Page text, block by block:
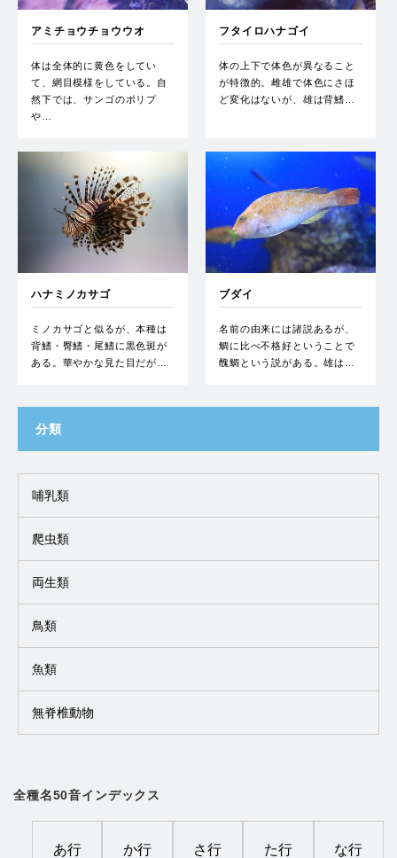
アミチョウチョウウオ
体は全体的に黄色をしてい
て、網目模様をしている。自
然下では、サンゴのポリプ
や…
フタイロハナゴイ
体の上下で体色が異なること
が特徴的。雌雄で体色にさほ
ど変化はないが、雄は背鰭…
ハナミノカサゴ
ミノカサゴと似るが、本種は
背鰭・臀鰭・尾鰭に黒色斑が
ある。華やかな見た目だが…
ブダイ
名前の由来には諸説あるが、
鯛に比べ不格好ということで
醜鯛という説がある。雄は…
分類
哺乳類
爬虫類
両生類
鳥類
魚類
無脊椎動物
全種名50音インデックス
あ行 か行 さ行 た行 な行